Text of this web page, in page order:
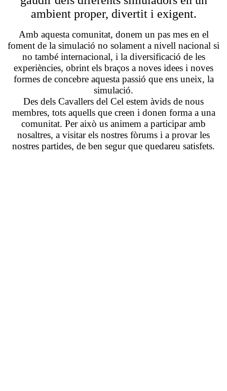
ambient proper, divertit i exigent.
Amb aquesta comunitat, donem un pas mes en el
foment de la simulació no solament a nivell nacional si
no també internacional, i la diversificació de les
experiències, obrint els braços a noves idees i noves
formes de concebre aquesta passió que ens uneix, la
simulació.
Des dels Cavallers del Cel estem àvids de nous
membres, tots aquells que creen i donen forma a una
comunitat. Per això us animem a participar amb
nosaltres, a visitar els nostres fòrums i a provar les
nostres partides, de ben segur que quedareu satisfets.